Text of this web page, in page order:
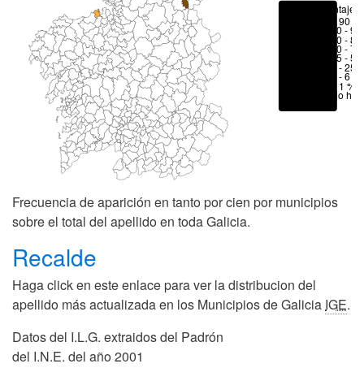
Porcentajes
> 90 %
80 -
70 -
50 -
25 -
6 - 25
1 - 6 %
< 1 %
No hay
Frecuencia de aparición en tanto por cien por municipios
sobre el total del apellido en toda Galicia.
Recalde
Haga click en este enlace para ver la distribucion del
apellido más actualizada en los Municipios de Galicia IGE.
Datos del I.L.G. extraidos del Padrón
del I.N.E. del año 2001